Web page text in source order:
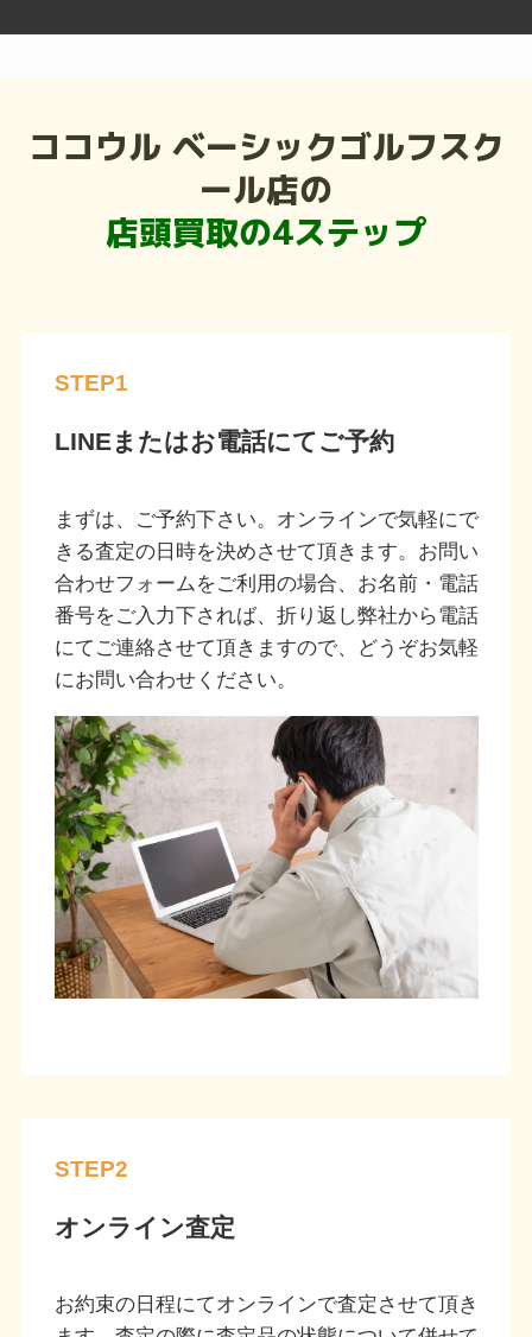
ココウル ベーシックゴルフスク
ール店の
店頭買取の4ステップ
STEP1
LINEまたはお電話にてご予約
まずは、ご予約下さい。オンラインで気軽にで
きる査定の日時を決めさせて頂きます。お問い
合わせフォームをご利用の場合、お名前・電話
番号をご入力下されば、折り返し弊社から電話
にてご連絡させて頂きますので、どうぞお気軽
にお問い合わせください。
STEP2
オンライン査定
お約束の日程にてオンラインで査定させて頂き